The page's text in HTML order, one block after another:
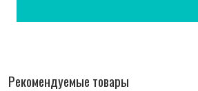
Рекомендуемые товары